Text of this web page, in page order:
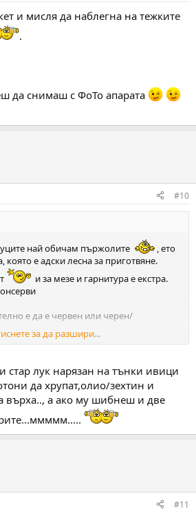
и мисля да наблегна на тежките
.
да снимаш с ФоТо апарата
#10
най обичам пържолите
, ето
която е адски лесна за приготвяне.
и за мезе и гарнитура е екстра.
е да е червен или черен/
отцеждат, омешват и салатата е
не е една от най бързите салати.
мисля да наблегна на тежките мезета
за да разшири...
стар лук нарязан на тънки ивици
да хрупат,олио/зехтин и
върха.., а ако му шибнеш и две
#11